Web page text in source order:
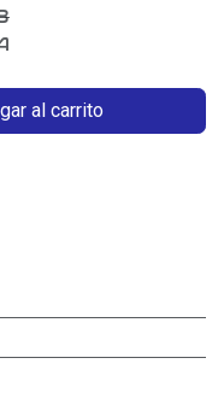
al carrito